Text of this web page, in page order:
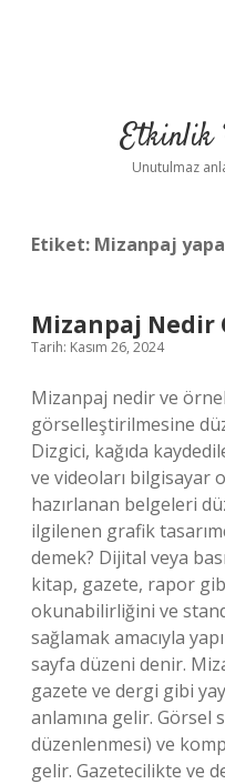
Etkinlik
Unutulmaz
Etiket: Mizanpaj
Mizanpaj Nedir
Tarih: Kasım 26, 2024
Mizanpaj nedir ve
görselleştirilmesine
Dizgici, kağıda
ve videoları bilgisayar
hazırlanan belgeleri
ilgilenen grafik
demek? Dijital veya
kitap, gazete, rapor
okunabilirliğini ve
sağlamak amacıyla
sayfa düzeni denir.
gazete ve dergi gibi
anlamına gelir. Görsel
düzenlenmesi) ve
gelir. Gazetecilikte ve